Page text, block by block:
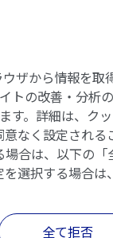
患者さんの声
ザから情報を
の改善・分析
す。詳細は、ク
なく設定され
合は、以下の
選択する場合
全て拒否